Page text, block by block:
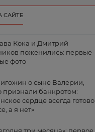
САЙТЕ
Кока и Дмитрий
поженились: первые
фото
о сыне Валерии,
признали банкротом:
сердце всегда готово
а я нет»